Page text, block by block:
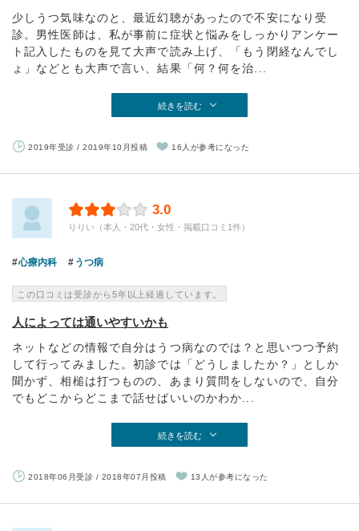
少しうつ気味なのと、最近幻聴があったので不安になり受
診。男性医師は、私が事前に症状と悩みをしっかりアンケー
ト記入したものを見て大声で読み上げ、「もう閉経なんでし
ょ」などとも大声で言い、結果「何？何を治...
続きを読む
2019年受診 / 2019年10月投稿 16人が参考になった
3.0
りりい（本人・20代・女性・掲載口コミ1件）
心療内科 うつ病
この口コミは受診から5年以上経過しています。
人によっては通いやすいかも
ネットなどの情報で自分はうつ病なのでは？と思いつつ予約
して行ってみました。初診では「どうしましたか？」としか
聞かず、相槌は打つものの、あまり質問をしないので、自分
でもどこからどこまで話せばいいのかわか...
続きを読む
2018年06月受診 / 2018年07月投稿 13人が参考になった